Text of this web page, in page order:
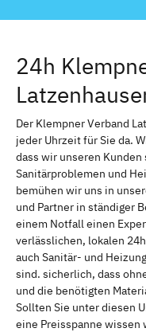
24h
Der Klempner Verband
jeder Uhrzeit für Sie da.
dass wir unseren
Sanitärproblemen und
bemühen wir uns in
und Partner in ständiger
einem Notfall einen
verlässlichen, lokalen
auch Sanitär- und
sind. sicherlich, dass
und die benötigten
Sollten Sie unter diesen
eine Preisspanne wissen